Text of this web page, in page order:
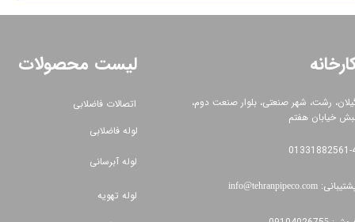
رشت، شهر صنعتی، بلوار صنعت دوم،
خیابان هفتم
01331882561​​​​​​​-
info@tehranpipeco.com​​​​​​​​​​​​​​
لیست محصولات
اتصالات فاضلابی
لوله فاضلابی
لوله آبرسانی
لوله تهویه